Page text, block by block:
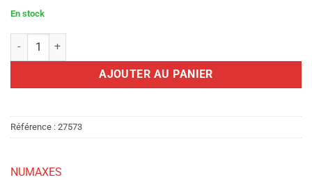
En stock
quantité de LUNETTES DE PROTECTION FUMÉES
AJOUTER AU PANIER
Référence : 27573
NUMAXES